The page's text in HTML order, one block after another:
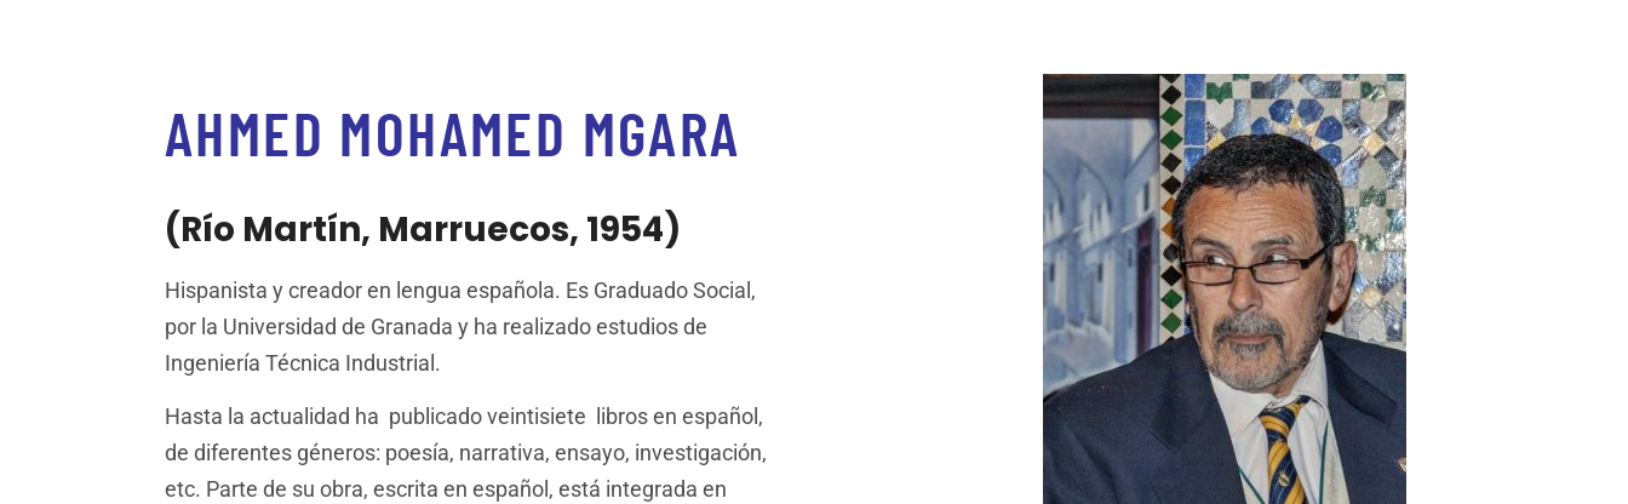
AHMED MOHAMED MGARA
(Río Martín, Marruecos, 1954)
Hispanista y creador en lengua española. Es Graduado Social,
por la Universidad de Granada y ha realizado estudios de
Ingeniería Técnica Industrial.
Hasta la actualidad ha publicado veintisiete libros en español,
de diferentes géneros: poesía, narrativa, ensayo, investigación,
etc. Parte de su obra, escrita en español, está integrada en